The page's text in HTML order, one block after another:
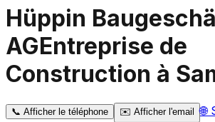
Hüppin
AGEntreprise de
Construction à
📞 Afficher le téléphone ✉️ Afficher l'email 🌐